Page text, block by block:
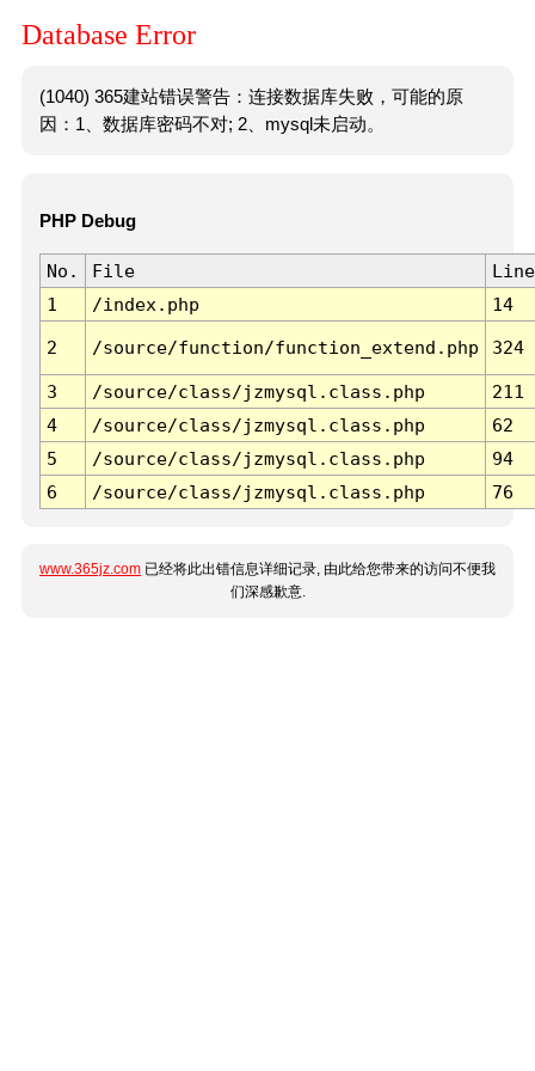
Database Error
(1040) 365建站错误警告：连接数据库失败，可能的原
因：1、数据库密码不对; 2、mysql未启动。
PHP Debug
No. File
Line
1
/index.php 14
2 /source/function/function_extend.php 324
3 /source/class/jzmysql.class.php
211
4
/source/class/jzmysql.class.php
62
5
/source/class/jzmysql.class.php
94
6
/source/class/jzmysql.class.php 76
www.365jz.com 已经将此出错信息详细记录, 由此给您带来的访问不便我
们深感歉意.